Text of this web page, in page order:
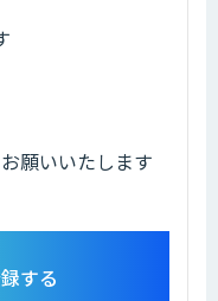
願いいたします
する